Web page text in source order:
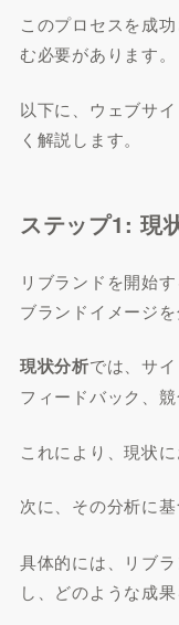
このプロセスを成
む必要があります。
以下に、ウェブサ
く解説します。
ステップ1: 現
リブランドを開始
ブランドイメージ
現状分析では、サ
フィードバック、
これにより、現状
次に、その分析に
具体的には、リブ
し、どのような成